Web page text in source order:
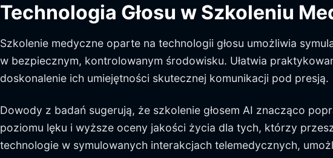
Technologia Głosu w Szkoleniu
Szkolenie medyczne oparte na technologii głosu umożliwia
w bezpiecznym, kontrolowanym środowisku. Ułatwia
doskonalenie ich umiejętności skutecznej komunikacji pod presją.
Dowody z badań sugerują, że szkolenie głosem AI znacząco
poziomu lęku i wyższe oceny jakości życia dla tych, którzy
technologie w symulowanych interakcjach telemedycznych,